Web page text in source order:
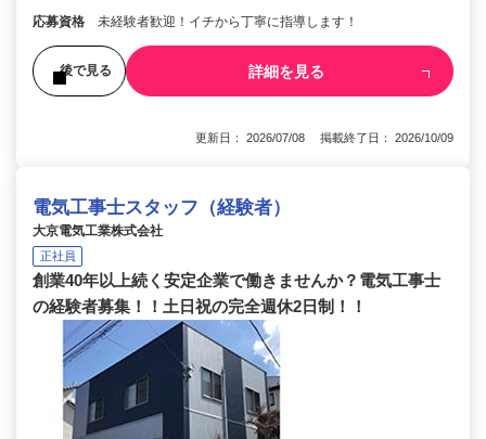
応募資格 未経験者歓迎！イチから丁寧に指導します！
後で見る 詳細を見る
更新日： 2026/07/08 掲載終了日： 2026/10/09
電気工事士スタッフ（経験者）
大京電気工業株式会社
正社員
創業40年以上続く安定企業で働きませんか？電気工事士
の経験者募集！！土日祝の完全週休2日制！！